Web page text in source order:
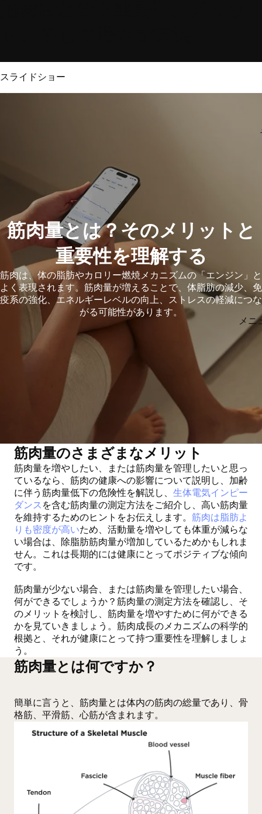
メニ
スライドショー
筋肉量とは？そのメリットと
重要性を理解する
筋肉は、体の脂肪やカロリー燃焼メカニズムの「エンジン」と
よく表現されます。筋肉量が増えることで、体脂肪の減少、免
疫系の強化、エネルギーレベルの向上、ストレスの軽減につな
がる可能性があります。
筋肉量のさまざまなメリット
筋肉量を増やしたい、または筋肉量を管理したいと思っ
ているなら、筋肉の健康への影響について説明し、加齢
に伴う筋肉量低下の危険性を解説し、 生体電気インピー
ダンス を含む筋肉量の測定方法をご紹介し、高い筋肉量
を維持するためのヒントをお伝えします。 筋肉は脂肪よ
りも密度が高いため、活動量を増やしても体重が減らな
い場合は、除脂肪筋肉量が増加しているためかもしれま
せん。これは長期的には健康にとってポジティブな傾向
です。
筋肉量が少ない場合、または筋肉量を管理したい場合、
何ができるでしょうか？筋肉量の測定方法を確認し、そ
のメリットを検討し、筋肉量を増やすために何ができる
かを見ていきましょう。筋肉成長のメカニズムの科学的
根拠と、それが健康にとって持つ重要性を理解しましょ
う。
筋肉量とは何ですか？
簡単に言うと、筋肉量とは体内の筋肉の総量であり、骨
格筋、平滑筋、心筋が含まれます。